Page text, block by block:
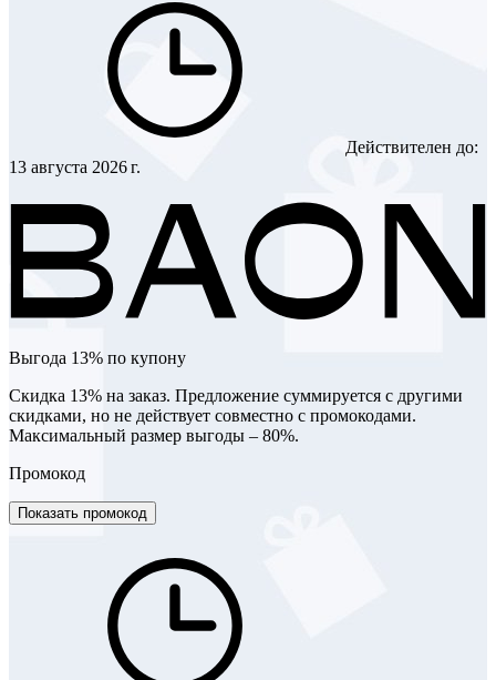
Действителен до:
13 августа 2026 г.
Выгода 13% по купону
Скидка 13% на заказ. Предложение суммируется с другими
скидками, но не действует совместно с промокодами.
Максимальный размер выгоды – 80%.
Промокод
Показать промокод